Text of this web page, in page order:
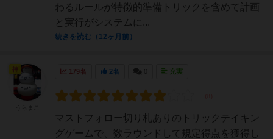
わるルールが特徴的準備トリックを含めて計画
と実行がシステムに...
続きを読む（12ヶ月前）
179名 2名 充実
マストフォロー切り札ありのトリックテイキン
グゲームで、数ラウンドして規定得点を獲得し
神